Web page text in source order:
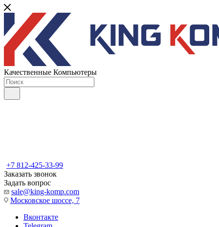
Качественные Компьютеры
+7 812-425-33-99
Заказать звонок
Задать вопрос
sale@king-komp.com
Московское шоссе, 7
Вконтакте